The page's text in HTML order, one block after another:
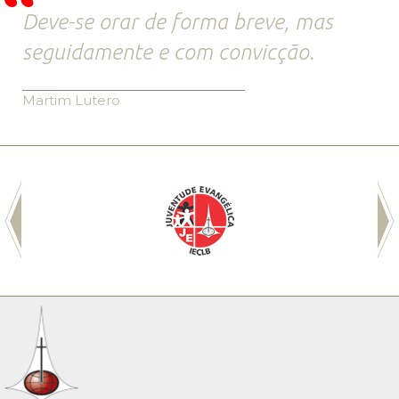
Deve-se orar de forma breve, mas
seguidamente e com convicção.
Martim Lutero